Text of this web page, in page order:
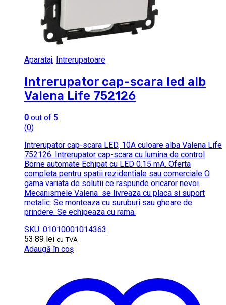
Aparataj, Intrerupatoare
Intrerupator cap-scara led alb
Valena Life 752126
0 out of 5
(0)
Intrerupator cap-scara LED, 10A culoare alba Valena Life
752126. Intrerupator cap-scara cu lumina de control
Borne automate Echipat cu LED 0.15 mA. Oferta
completa pentru spatii rezidentiale sau comerciale O
gama variata de solutii ce raspunde oricaror nevoi.
Mecanismele Valena se livreaza cu placa si suport
metalic. Se monteaza cu suruburi sau gheare de
prindere. Se echipeaza cu rama.
SKU: 01010001014363
53.89 lei cu TVA
Adaugă în coș